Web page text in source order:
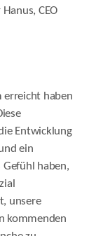
CEO
erreicht haben
Entwicklung
ein
haben,
unsere
kommenden